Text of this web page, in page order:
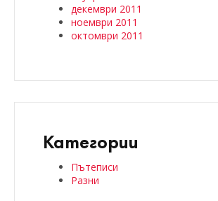
декември 2011
ноември 2011
октомври 2011
Категории
Пътеписи
Разни